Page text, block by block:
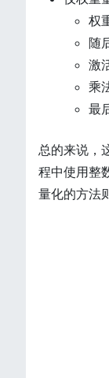
权
随
激
乘
最
总的来说，
程中使用整
量化的方法